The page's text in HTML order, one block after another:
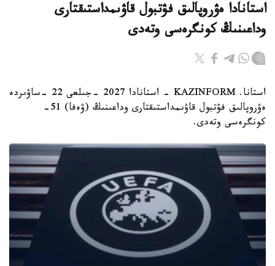
استانادا ەۋروپالىق فۋتبول قاۋىمداستىقتارى
وداعىنىڭ كونگرەسى وتەدى
استانا. KAZINFORM - استانادا 2027 -جىلعى 22 -ساۋىردە
ەۋروپالىق فۋتبول قاۋىمداستىقتارى وداعىنىڭ (ۋەفا) 51-
كونگرەسى وتەدى.